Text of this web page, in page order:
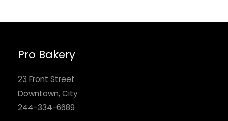
Pro Bakery
23 Front Street
Downtown, City
244-334-6689